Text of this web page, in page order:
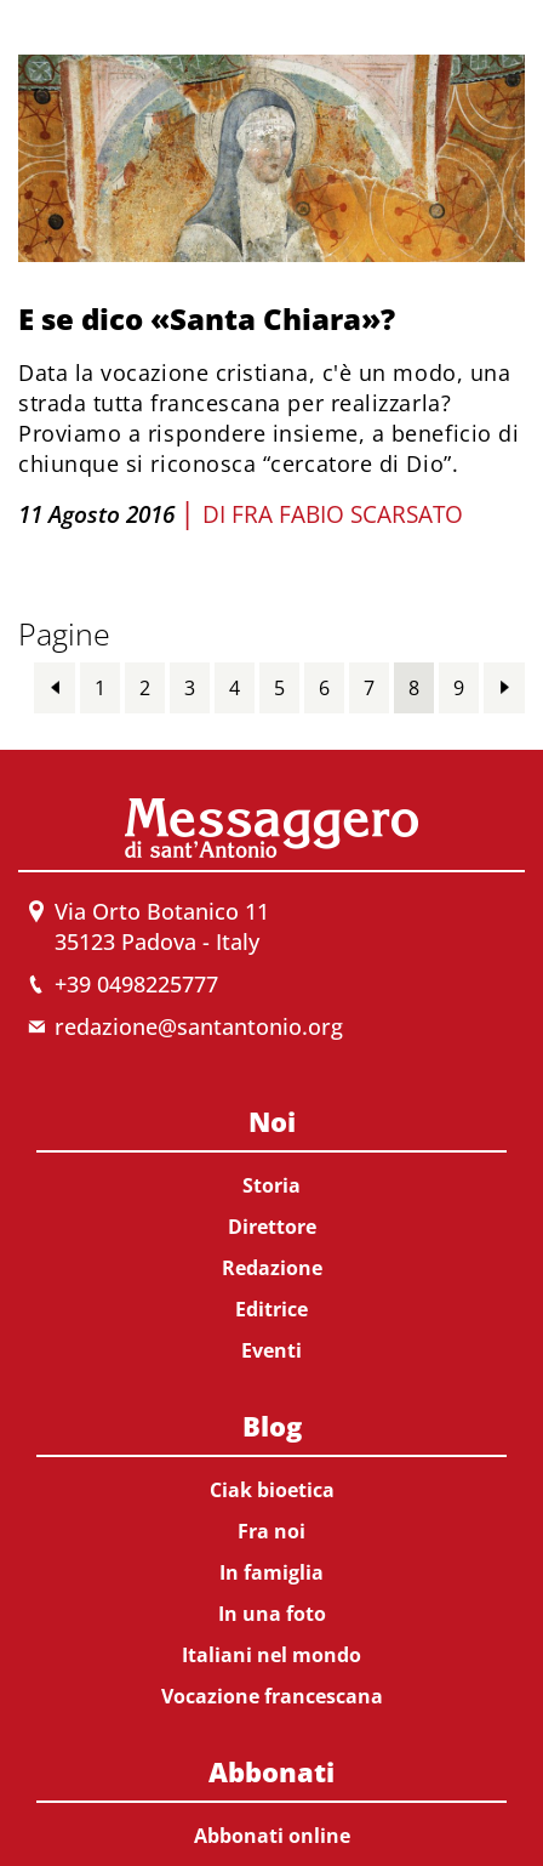
E se dico «Santa Chiara»?
Data la vocazione cristiana, c'è un modo, una
strada tutta francescana per realizzarla?
Proviamo a rispondere insieme, a beneficio di
chiunque si riconosca “cercatore di Dio”.
11 Agosto 2016 | DI FRA FABIO SCARSATO
Pagine
1 2 3 4 5 6 7 8 9
Via Orto Botanico 11
35123 Padova - Italy
+39 0498225777
redazione@santantonio.org
Noi
Storia
Direttore
Redazione
Editrice
Eventi
Blog
Ciak bioetica
Fra noi
In famiglia
In una foto
Italiani nel mondo
Vocazione francescana
Abbonati
Abbonati online